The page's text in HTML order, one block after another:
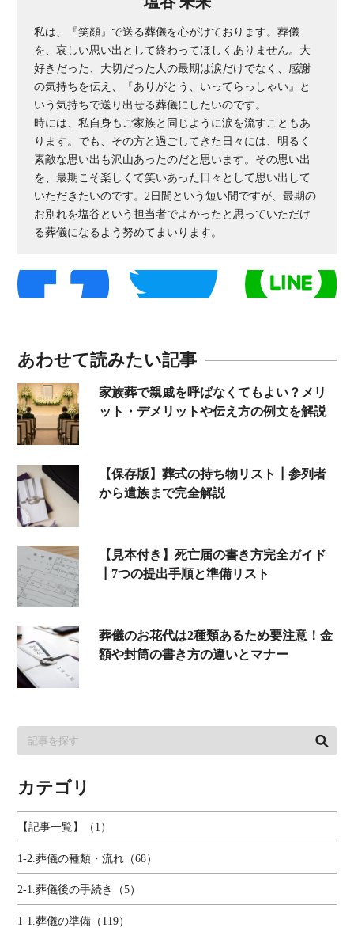
私は、『笑顔』で送る葬儀を心がけております。葬儀
を、哀しい思い出として終わってほしくありません。大
好きだった、大切だった人の最期は涙だけでなく、感謝
の気持ちを伝え、『ありがとう、いってらっしゃい』と
いう気持ちで送り出せる葬儀にしたいのです。
時には、私自身もご家族と同じように涙を流すこともあ
ります。でも、その方と過ごしてきた日々には、明るく
素敵な思い出も沢山あったのだと思います。その思い出
を、最期こそ楽しくて笑いあった日々として思い出して
いただきたいのです。2日間という短い間ですが、最期の
お別れを塩谷という担当者でよかったと思っていただけ
る葬儀になるよう努めてまいります。
あわせて読みたい記事
家族葬で親戚を呼ばなくてもよい？メリ
ット・デメリットや伝え方の例文を解説
【保存版】葬式の持ち物リスト┃参列者
から遺族まで完全解説
【見本付き】死亡届の書き方完全ガイド
┃7つの提出手順と準備リスト
葬儀のお花代は2種類あるため要注意！金
額や封筒の書き方の違いとマナー
カテゴリ
【記事一覧】（1）
1-2.葬儀の種類・流れ（68）
2-1.葬儀後の手続き（5）
1-1.葬儀の準備（119）